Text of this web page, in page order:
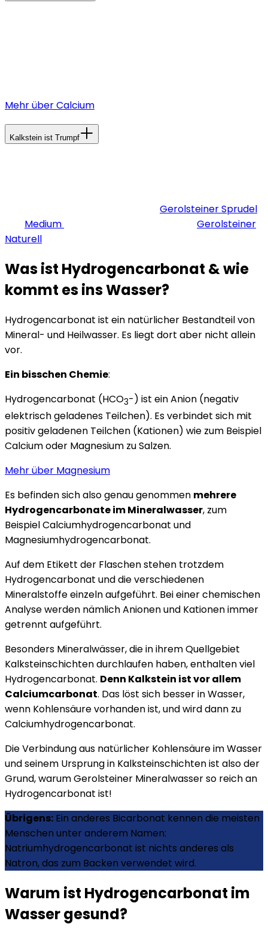
Mehr über Calcium
Kalkstein ist Trumpf
Gerolsteiner Sprudel
Medium
Gerolsteiner
Naturell
Was ist Hydrogencarbonat & wie
kommt es ins Wasser?
Hydrogencarbonat ist ein natürlicher Bestandteil von
Mineral- und Heilwasser. Es liegt dort aber nicht allein
vor.
Ein bisschen Chemie:
Hydrogencarbonat (HCO3-) ist ein Anion (negativ
elektrisch geladenes Teilchen). Es verbindet sich mit
positiv geladenen Teilchen (Kationen) wie zum Beispiel
Calcium oder Magnesium zu Salzen.
Mehr über Magnesium
Es befinden sich also genau genommen mehrere
Hydrogencarbonate im Mineralwasser, zum
Beispiel Calciumhydrogencarbonat und
Magnesiumhydrogencarbonat.
Auf dem Etikett der Flaschen stehen trotzdem
Hydrogencarbonat und die verschiedenen
Mineralstoffe einzeln aufgeführt. Bei einer chemischen
Analyse werden nämlich Anionen und Kationen immer
getrennt aufgeführt.
Besonders Mineralwässer, die in ihrem Quellgebiet
Kalksteinschichten durchlaufen haben, enthalten viel
Hydrogencarbonat. Denn Kalkstein ist vor allem
Calciumcarbonat. Das löst sich besser in Wasser,
wenn Kohlensäure vorhanden ist, und wird dann zu
Calciumhydrogencarbonat.
Die Verbindung aus natürlicher Kohlensäure im Wasser
und seinem Ursprung in Kalksteinschichten ist also der
Grund, warum Gerolsteiner Mineralwasser so reich an
Hydrogencarbonat ist!
Übrigens: Ein anderes Bicarbonat kennen die meisten
Menschen unter anderem Namen:
Natriumhydrogencarbonat ist nichts anderes als
Natron, das zum Backen verwendet wird.
Warum ist Hydrogencarbonat im
Wasser gesund?